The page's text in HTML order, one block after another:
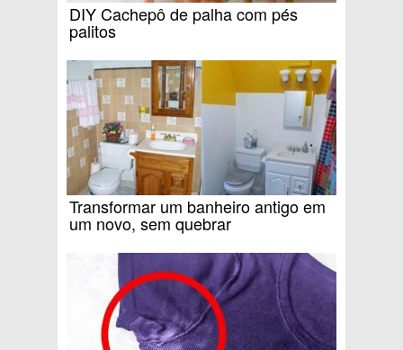
DIY Cachepô de palha com pés
palitos
Transformar um banheiro antigo em
um novo, sem quebrar